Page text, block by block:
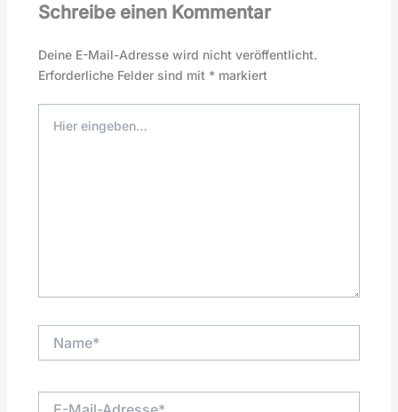
Schreibe einen Kommentar
Deine E-Mail-Adresse wird nicht veröffentlicht.
Erforderliche Felder sind mit *markiert
eingeben…